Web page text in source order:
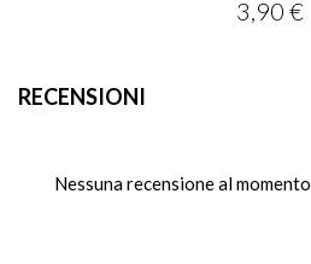
Prezzo
3,90 €
RECENSIONI
Nessuna recensione al momento